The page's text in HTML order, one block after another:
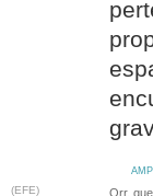
(EFE)
Orr,